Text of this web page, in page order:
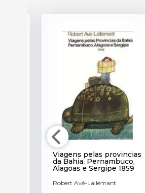
Viagens pelas provincias
da Bahia, Pernambuco,
Alagoas e Sergipe 1859
Robert Avé-Lallemant